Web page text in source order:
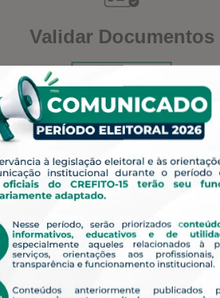
Validar Documentos
Formulários
ACESSAR